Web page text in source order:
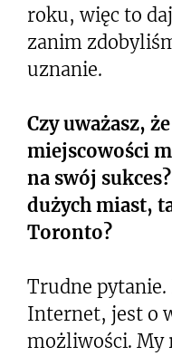
roku, więc to
zanim
uznanie.
Czy uważasz,
miejscowości
na swój
dużych miast,
Toronto?
Trudne
Internet, jest o
możliwości. My